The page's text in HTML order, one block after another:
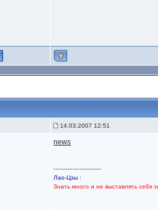
14.03.2007 12:51
news
--------------------
Лао-Цзы :
Знать много и не выставлять себя